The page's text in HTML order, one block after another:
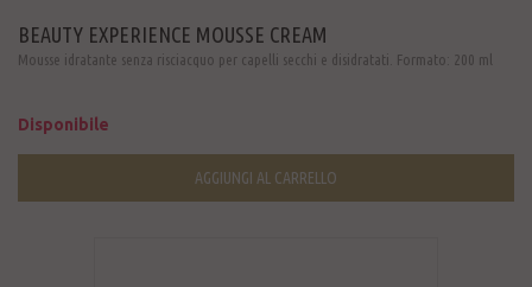
BEAUTY EXPERIENCE MOUSSE CREAM
Mousse idratante senza risciacquo per capelli secchi e disidratati. Formato: 200 ml
Disponibile
AGGIUNGI AL CARRELLO